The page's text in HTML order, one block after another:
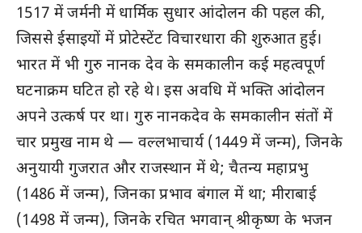
1517 में जर्मनी में धार्मिक सुधार आंदोलन की पहल की,
जिससे ईसाइयों में प्रोटेस्टेंट विचारधारा की शुरुआत हुई।
भारत में भी गुरु नानक देव के समकालीन कई महत्वपूर्ण
घटनाक्रम घटित हो रहे थे। इस अवधि में भक्ति आंदोलन
अपने उत्कर्ष पर था। गुरु नानकदेव के समकालीन संतों में
चार प्रमुख नाम थे — वल्लभाचार्य (1449 में जन्म), जिनके
अनुयायी गुजरात और राजस्थान में थे; चैतन्य महाप्रभु
(1486 में जन्म), जिनका प्रभाव बंगाल में था; मीराबाई
(1498 में जन्म), जिनके रचित भगवान् श्रीकृष्ण के भजन